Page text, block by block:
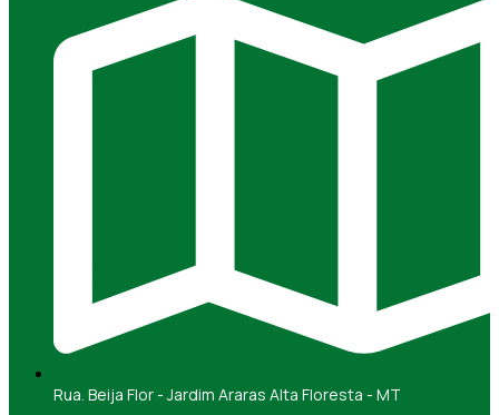
Rua. Beija Flor - Jardim Araras Alta Floresta - MT